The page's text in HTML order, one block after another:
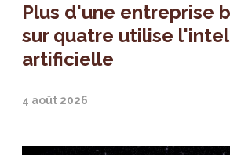
Plus d'une entreprise
sur quatre utilise
artificielle
4 août 2026